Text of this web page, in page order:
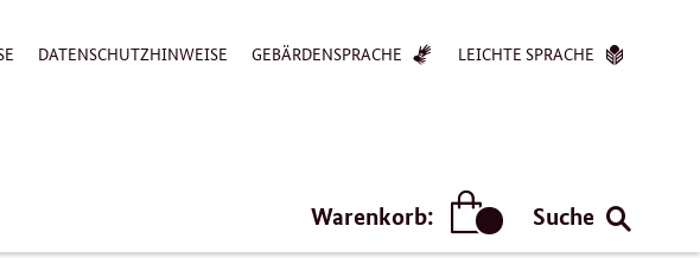
DATENSCHUTZHINWEISE GEBÄRDENSPRACHE LEICHTE SPRACHE
Warenkorb:
Artikel
Suche